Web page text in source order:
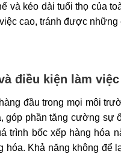
và kéo dài tuổi thọ của
cao, tránh được
điều kiện làm việc
đầu trong mọi môi
góp phần tăng cường sự
trình bốc xếp hàng hóa
hóa. Khả năng không để